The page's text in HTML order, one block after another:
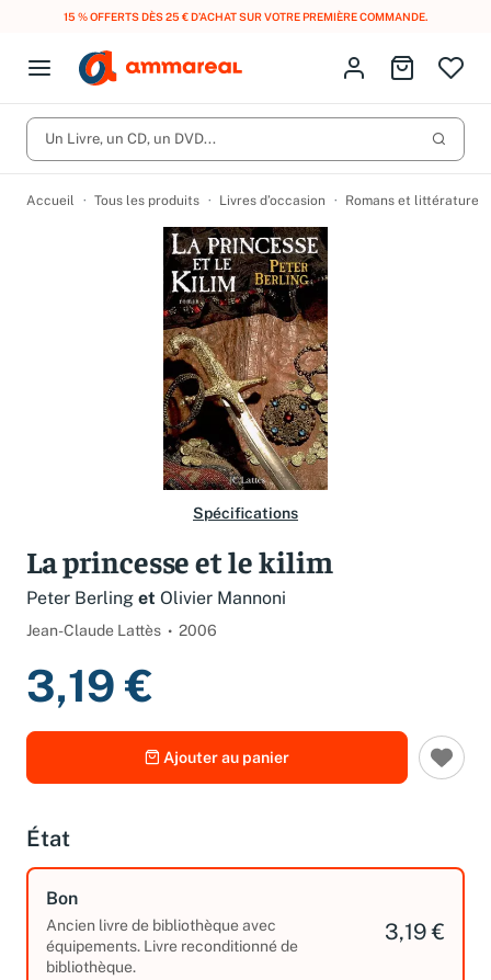
15 % OFFERTS DÈS 25 € D’ACHAT SUR VOTRE PREMIÈRE COMMANDE.
Open menu
Fermer le menu
CD d'occasion
DVD d'occasion
Vinyles d'occasion
Nos engagements
Lancer
Vous n'avez pas trouvé l'article que vous cherchiez ?
Activez les notifications dans votre compte pour être alerté dès
qu'il est en stock.
Créer une alerte
Identifiez-vous
Aller au
Un Livre, un CD, un DVD...
Accueil Tous les produits Livres d’occasion Romans et littérature
Spécifications
La princesse et le kilim
Peter Berling et Olivier Mannoni
Jean-Claude Lattès 2006
3,19 €
Ajouter au panier
État
Bon
Ancien livre de bibliothèque avec
équipements. Livre reconditionné de
bibliothèque.
3,19 €